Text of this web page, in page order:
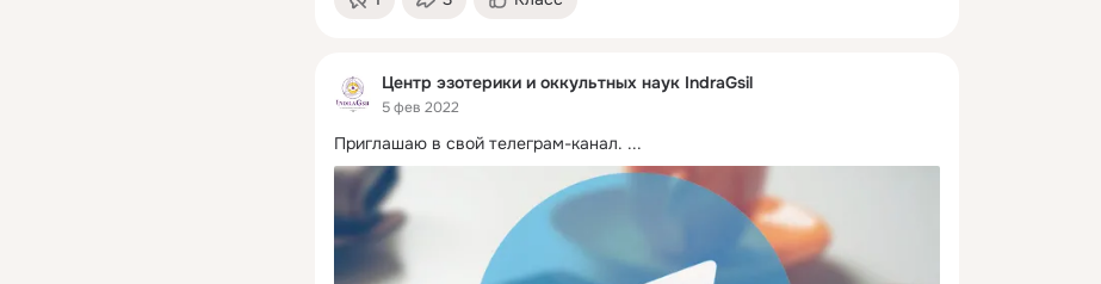
Центр эзотерики и оккультных наук IndraGsil
5 фев 2022
Приглашаю в свой телеграм-канал. ...